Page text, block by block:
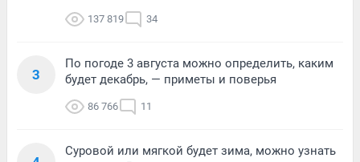
137 819 34
3
По погоде 3 августа можно определить, каким
будет декабрь, — приметы и поверья
86 766 11
Суровой или мягкой будет зима, можно узнать